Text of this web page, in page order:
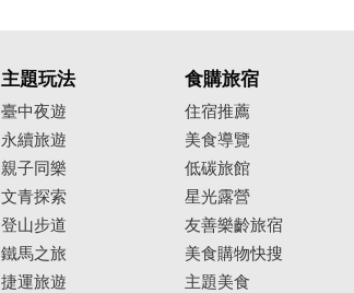
主題玩法
臺中夜遊
永續旅遊
親子同樂
文青探索
登山步道
鐵馬之旅
捷運旅遊
食購旅宿
住宿推薦
美食導覽
低碳旅館
星光露營
友善樂齡旅宿
美食購物快搜
主題美食